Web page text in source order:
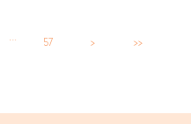
... 57 > >>